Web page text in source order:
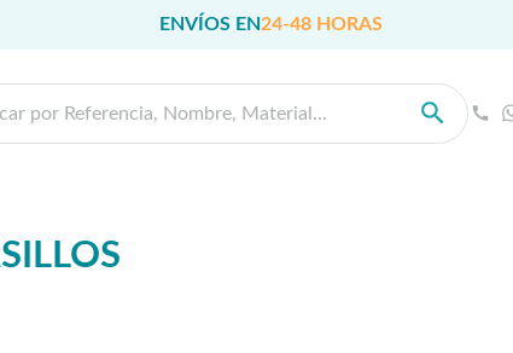
ENVÍOS EN24-48 HORAS